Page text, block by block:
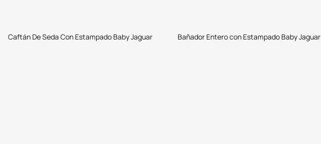
Caftán De Seda Con Estampado Baby Jaguar Bañador Entero con Estampado Baby Jaguar